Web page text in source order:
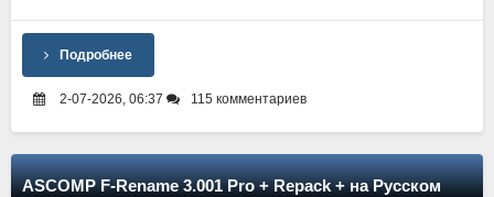
Подробнее
2-07-2026, 06:37 115 комментариев
ASCOMP F-Rename 3.001 Pro + Repack + на Русском